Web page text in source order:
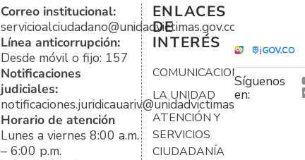
Correo institucional:
servicioalciudadano@unidadvictimas.gov.co
Línea anticorrupción:
Desde móvil o fijo: 157
Notificaciones
judiciales:
notificaciones.juridicauariv@unidadvictimas.gov.co
Horario de atención
Lunes a viernes 8:00 a.m.
– 6:00 p.m.
ENLACES
DE
INTERÉS
COMUNICACIONES
LA UNIDAD
ATENCIÓN Y
SERVICIOS
CIUDADANÍA
Síguenos
en: